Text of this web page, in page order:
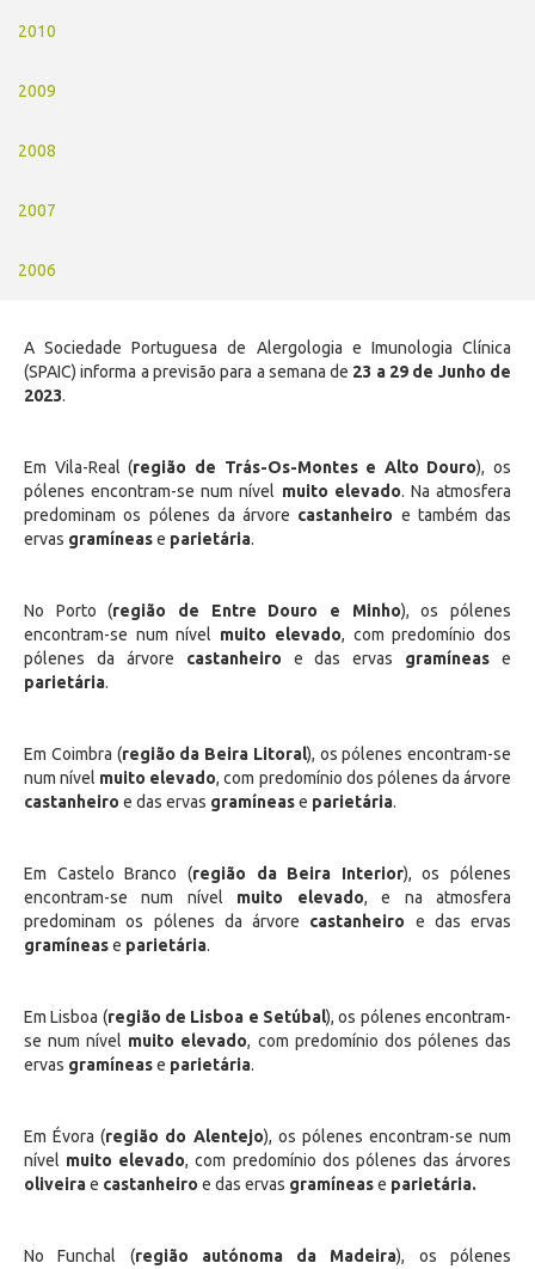
2010
2009
2008
2007
2006
A Sociedade Portuguesa de Alergologia e Imunologia Clínica
(SPAIC) informa a previsão para a semana de 23 a 29 de Junho de
2023.
Em Vila-Real (região de Trás-Os-Montes e Alto Douro), os
pólenes encontram-se num nível muito elevado. Na atmosfera
predominam os pólenes da árvore castanheiro e também das
ervas gramínease parietária.
No Porto (região de Entre Douro e Minho), os pólenes
encontram-se num nível muito elevado, com predomínio dos
pólenes da árvore castanheiro e das ervas gramíneas e
parietária.
Em Coimbra (região da Beira Litoral), os pólenes encontram-se
num nível muito elevado, com predomínio dos pólenes da árvore
castanheiro e das ervas gramínease parietária.
Em Castelo Branco (região da Beira Interior), os pólenes
encontram-se num nível muito elevado, e na atmosfera
predominam os pólenes da árvore castanheiro e das ervas
gramínease parietária.
Em Lisboa (região de Lisboa e Setúbal), os pólenes encontram-
se num nível muito elevado, com predomínio dos pólenes das
ervas gramínease parietária.
Em Évora (região do Alentejo), os pólenes encontram-se num
nível muito elevado, com predomínio dos pólenes das árvores
oliveirae castanheiro e das ervas gramínease parietária.
No Funchal (região autónoma da Madeira), os pólenes